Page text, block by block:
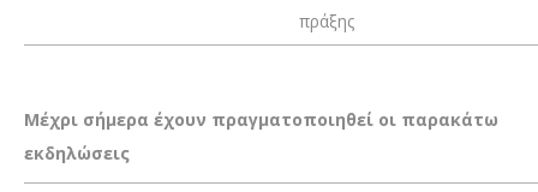
πράξης
Μέχρι σήμερα έχουν πραγματοποιηθεί οι παρακάτω
εκδηλώσεις